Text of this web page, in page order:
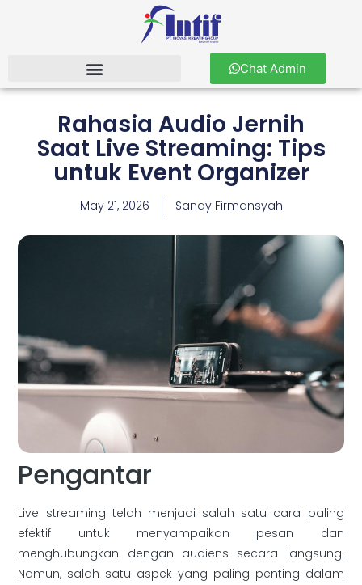
Chat Admin
Rahasia Audio Jernih
Saat Live Streaming: Tips
untuk Event Organizer
May 21, 2026 Sandy Firmansyah
Pengantar
Live streaming telah menjadi salah satu cara paling
efektif untuk menyampaikan pesan dan
menghubungkan dengan audiens secara langsung.
Namun, salah satu aspek yang paling penting dalam